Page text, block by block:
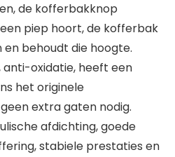
de kofferbakknop
piep hoort, de kofferbak
behoudt die hoogte.
anti-oxidatie, heeft een
het originele
extra gaten nodig.
afdichting, goede
stabiele prestaties en